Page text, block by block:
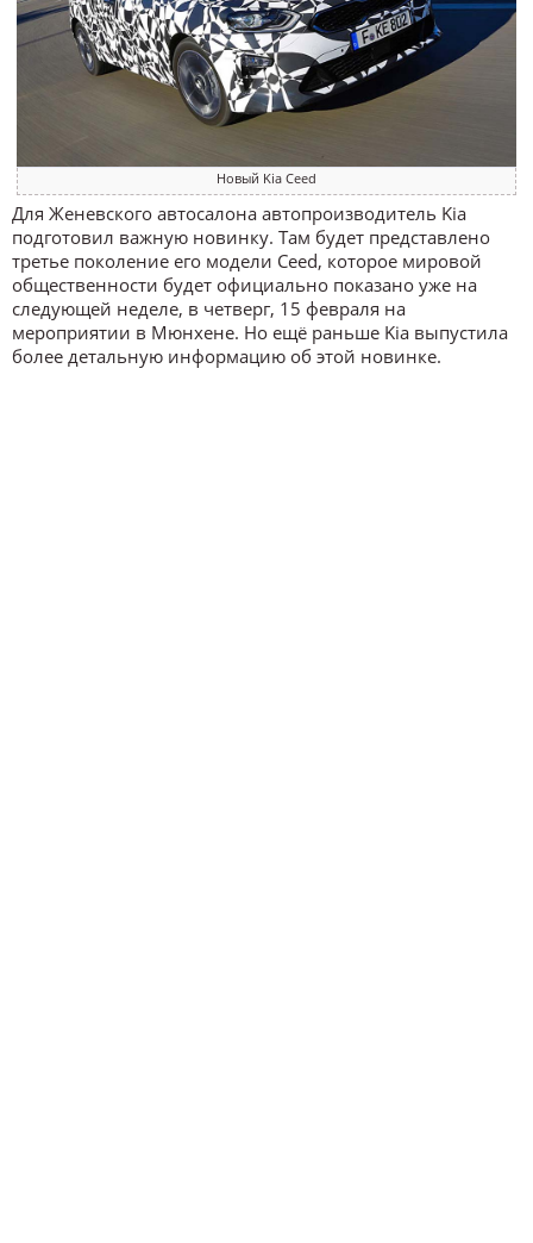
Новый Kia Ceed
Для Женевского автосалона автопроизводитель Kia
подготовил важную новинку. Там будет представлено
третье поколение его модели Ceed, которое мировой
общественности будет официально показано уже на
следующей неделе, в четверг, 15 февраля на
мероприятии в Мюнхене. Но ещё раньше Kia выпустила
более детальную информацию об этой новинке.